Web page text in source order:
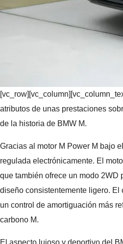
atributos de unas prestaciones
de la historia de BMW M.
Gracias al motor M Power M bajo
regulada electrónicamente. El
que también ofrece un modo 2WD
diseño consistentemente ligero. El
un control de amortiguación más
carbono M.